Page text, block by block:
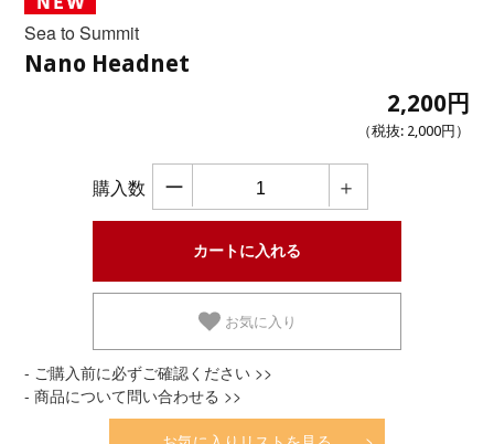
Sea to Summit
Nano Headnet
2,200円
（税抜: 2,000円 ）
購入数 ー ＋
お気に入り
- ご購入前に必ずご確認ください >>
- 商品について問い合わせる >>